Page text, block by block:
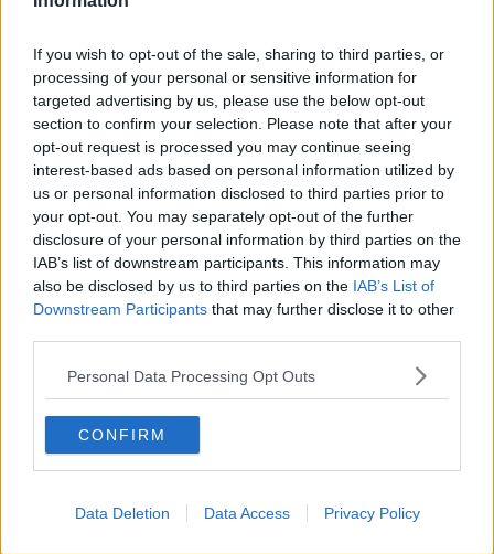
If you wish to opt-out of the sale, sharing to third parties, or
processing of your personal or sensitive information for
targeted advertising by us, please use the below opt-out
section to confirm your selection. Please note that after your
opt-out request is processed you may continue seeing
interest-based ads based on personal information utilized by
us or personal information disclosed to third parties prior to
your opt-out. You may separately opt-out of the further
disclosure of your personal information by third parties on the
IAB’s list of downstream participants. This information may
also be disclosed by us to third parties on the IAB’s List of
Downstream Participants that may further disclose it to other
Personal Data Processing Opt Outs
CONFIRM
Data Deletion Data Access Privacy Policy
"Französischer
Radsport am Boden“ –
Ex-Nationalcoach
rechnet mit Arkéa
und Cofidis ab
"Ich versuche nur,
mein Niveau zu
halten“ – Alexander
Kristoff sieht kaum
Fortschritte zum
Karriereende hin